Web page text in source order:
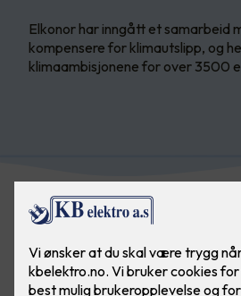
Elkonor har inngått et samarbeid
kompensere for klimautslipp, og
klimaambisjonene for over 3500